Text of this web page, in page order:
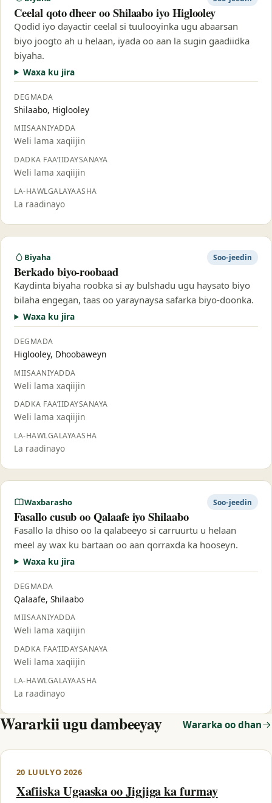
Ceelal qoto dheer oo Shilaabo iyo Higlooley
Qodid iyo dayactir ceelal si tuulooyinka ugu abaarsan
biyo joogto ah u helaan, iyada oo aan la sugin gaadiidka
biyaha.
Waxa ku jira
DEGMADA
Shilaabo, Higlooley
MIISAANIYADDA
Weli lama xaqiijin
DADKA FAA’IIDAYSANAYA
Weli lama xaqiijin
LA-HAWLGALAYAASHA
La raadinayo
Biyaha Soo-jeedin
Berkado biyo-roobaad
Kaydinta biyaha roobka si ay bulshadu ugu haysato biyo
bilaha engegan, taas oo yaraynaysa safarka biyo-doonka.
Waxa ku jira
DEGMADA
Higlooley, Dhoobaweyn
MIISAANIYADDA
Weli lama xaqiijin
DADKA FAA’IIDAYSANAYA
Weli lama xaqiijin
LA-HAWLGALAYAASHA
La raadinayo
Waxbarasho Soo-jeedin
Fasallo cusub oo Qalaafe iyo Shilaabo
Fasallo la dhiso oo la qalabeeyo si carruurtu u helaan
meel ay wax ku bartaan oo aan qorraxda ka hooseyn.
Waxa ku jira
DEGMADA
Qalaafe, Shilaabo
MIISAANIYADDA
Weli lama xaqiijin
DADKA FAA’IIDAYSANAYA
Weli lama xaqiijin
LA-HAWLGALAYAASHA
La raadinayo
Wararkii ugu dambeeyay Wararka oo dhan
20 LUULYO 2026
Xafiiska Ugaaska oo Jigjiga ka furmay